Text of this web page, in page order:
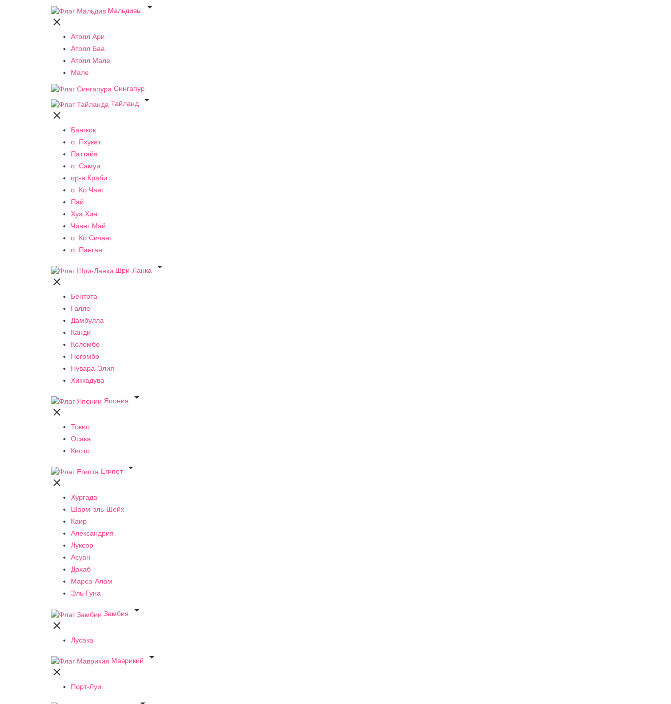
Мальдивы


Атолл Ари
Атолл Баа
Атолл Мале
Мале
Сингапур
Тайланд


Бангкок
о. Пхукет
Паттайя
о. Самуи
пр-я Краби
о. Ко Чанг
Пай
Хуа Хин
Чианг Май
о. Ко Сичанг
о. Панган
Шри-Ланка


Бентота
Галле
Дамбулла
Канди
Коломбо
Негомбо
Нувара-Элия
Хиккадува
Япония


Токио
Осака
Киото
Египет


Хургада
Шарм-эль-Шейх
Каир
Александрия
Луксор
Асуан
Дахаб
Марса-Алам
Эль-Гуна
Замбия


Лусака
Маврикий


Порт-Луи